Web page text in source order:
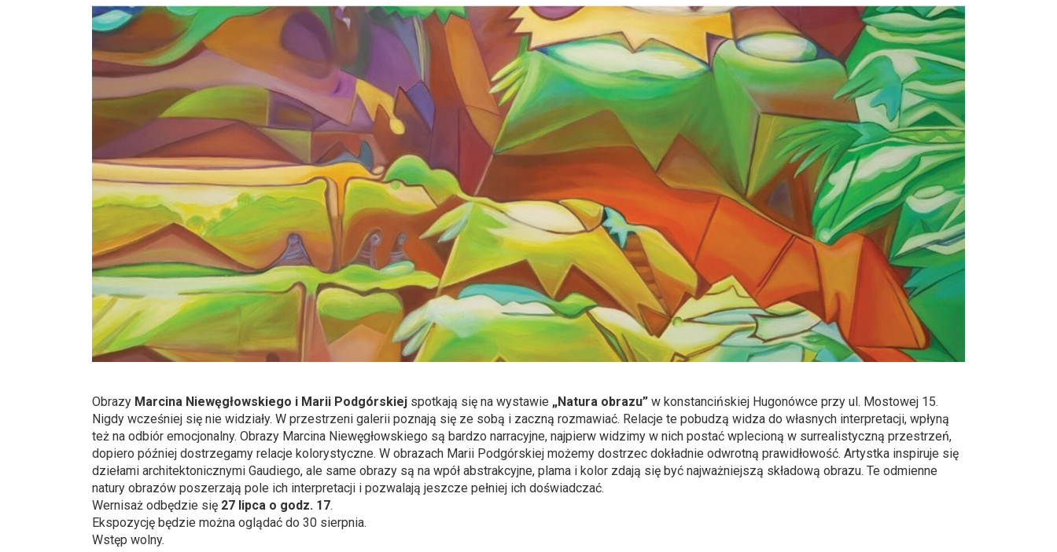
Obrazy Marcina Niewęgłowskiego i Marii Podgórskiej spotkają się na wystawie „Natura obrazu” w konstancińskiej Hugonówce przy ul. Mostowej 15.
Nigdy wcześniej się nie widziały. W przestrzeni galerii poznają się ze sobą i zaczną rozmawiać. Relacje te pobudzą widza do własnych interpretacji, wpłyną
też na odbiór emocjonalny. Obrazy Marcina Niewęgłowskiego są bardzo narracyjne, najpierw widzimy w nich postać wplecioną w surrealistyczną przestrzeń,
dopiero później dostrzegamy relacje kolorystyczne. W obrazach Marii Podgórskiej możemy dostrzec dokładnie odwrotną prawidłowość. Artystka inspiruje się
dziełami architektonicznymi Gaudiego, ale same obrazy są na wpół abstrakcyjne, plama i kolor zdają się być najważniejszą składową obrazu. Te odmienne
natury obrazów poszerzają pole ich interpretacji i pozwalają jeszcze pełniej ich doświadczać.
Wernisaż odbędzie się 27 lipca o godz. 17.
Ekspozycję będzie można oglądać do 30 sierpnia.
Wstęp wolny.